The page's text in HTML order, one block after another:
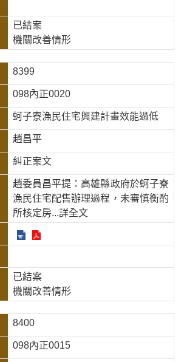
已結案
機關改善情形
8399
098內正0020
蚵子寮漁民住宅興建計畫效能過低
趙昌平
糾正案文
趙委員昌平提：高雄縣政府於蚵子寮
漁民住宅配售辦理過程，未審慎衡酌
所核定房...詳全文
已結案
機關改善情形
8400
098內正0015